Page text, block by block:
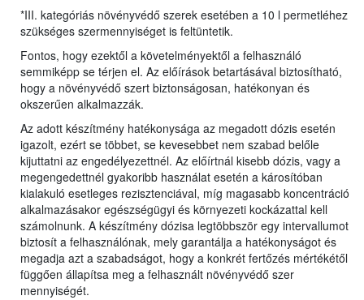
*III. kategóriás növényvédő szerek esetében a 10 l permetléhez
szükséges szermennyiséget is feltüntetik.
Fontos, hogy ezektől a követelményektől a felhasználó
semmiképp se térjen el. Az előírások betartásával biztosítható,
hogy a növényvédő szert biztonságosan, hatékonyan és
okszerűen alkalmazzák.
Az adott készítmény hatékonysága az megadott dózis esetén
igazolt, ezért se többet, se kevesebbet nem szabad belőle
kijuttatni az engedélyezettnél. Az előírtnál kisebb dózis, vagy a
megengedettnél gyakoribb használat esetén a károsítóban
kialakuló esetleges rezisztenciával, míg magasabb koncentráció
alkalmazásakor egészségügyi és környezeti kockázattal kell
számolnunk. A készítmény dózisa legtöbbször egy intervallumot
biztosít a felhasználónak, mely garantálja a hatékonyságot és
megadja azt a szabadságot, hogy a konkrét fertőzés mértékétől
függően állapítsa meg a felhasznált növényvédő szer
mennyiségét.